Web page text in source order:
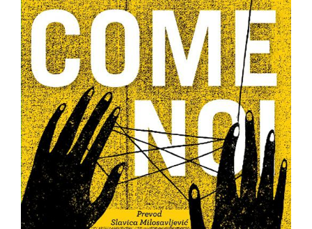
All
Star
tt
Buka&Bes
NORD
Sredozemlje
Papirna
pozornica
NOVOSTI
GIFT
SHOP
NAMA